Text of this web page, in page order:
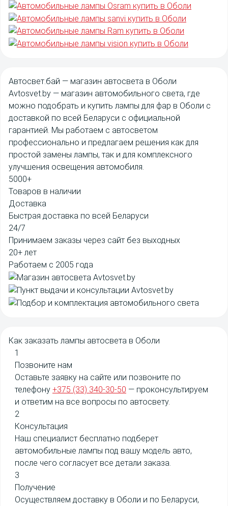
Автосвет.бай — магазин автосвета в Оболи
Avtosvet.by — магазин автомобильного света, где
можно подобрать и купить лампы для фар в Оболи с
доставкой по всей Беларуси с официальной
гарантией. Мы работаем с автосветом
профессионально и предлагаем решения как для
простой замены лампы, так и для комплексного
улучшения освещения автомобиля.
5000+
Товаров в наличии
Доставка
Быстрая доставка по всей Беларуси
24/7
Принимаем заказы через сайт без выходных
20+ лет
Работаем с 2005 года
Как заказать лампы автосвета в Оболи
1
Позвоните нам
Оставьте заявку на сайте или позвоните по
телефону +375 (33) 340-30-50 — проконсультируем
и ответим на все вопросы по автосвету.
2
Консультация
Наш специалист бесплатно подберет
автомобильные лампы под вашу модель авто,
после чего согласует все детали заказа.
3
Получение
Осуществляем доставку в Оболи и по Беларуси,